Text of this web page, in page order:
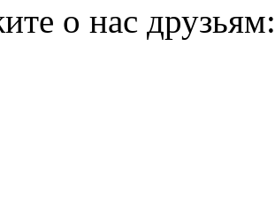
о нас друзьям: